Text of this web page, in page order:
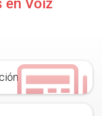
en Voiz